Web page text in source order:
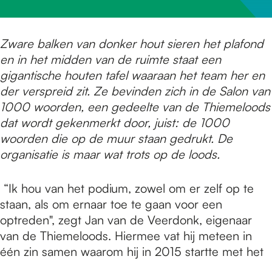
m
e
p
a
g
e
Zware balken van donker hout sieren het plafond
en in het midden van de ruimte staat een
gigantische houten tafel waaraan het team her en
der verspreid zit. Ze bevinden zich in de Salon van
1000 woorden, een gedeelte van de Thiemeloods
dat wordt gekenmerkt door, juist: de 1000
woorden die op de muur staan gedrukt. De
organisatie is maar wat trots op de loods.
“Ik hou van het podium, zowel om er zelf op te
staan, als om ernaar toe te gaan voor een
optreden", zegt Jan van de Veerdonk, eigenaar
van de Thiemeloods. Hiermee vat hij meteen in
één zin samen waarom hij in 2015 startte met het